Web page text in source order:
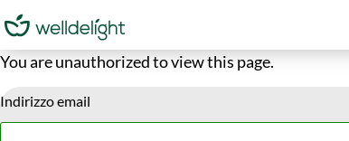
You are unauthorized to view this page.
Indirizzo email